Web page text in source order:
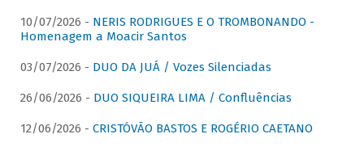
10/07/2026 - NERIS RODRIGUES E O TROMBONANDO -
Homenagem a Moacir Santos
03/07/2026 - DUO DA JUÁ / Vozes Silenciadas
26/06/2026 - DUO SIQUEIRA LIMA / Confluências
12/06/2026 - CRISTÓVÃO BASTOS E ROGÉRIO CAETANO